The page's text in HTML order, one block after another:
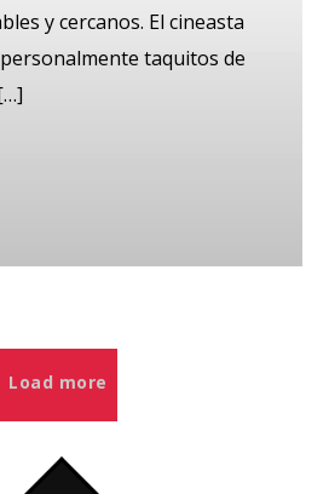
y cercanos. El cineasta
taquitos de
Load more